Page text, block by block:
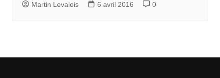
Martin Levalois 6 avril 2016 0